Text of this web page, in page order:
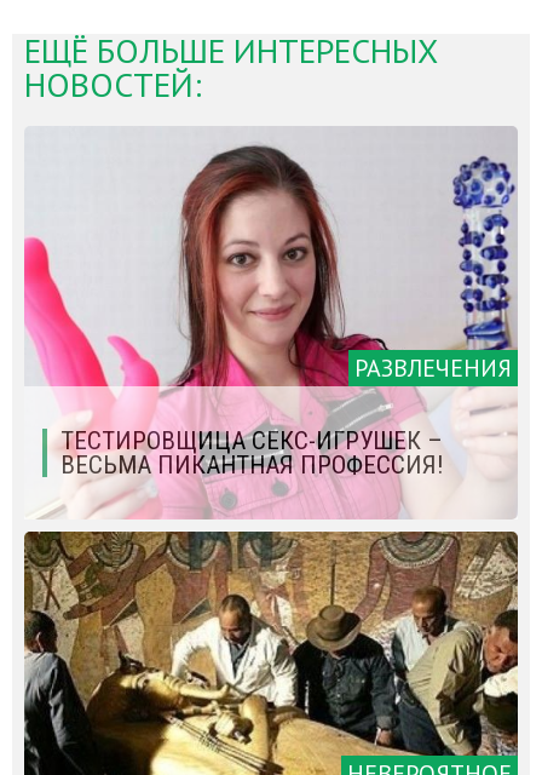
ЕЩЁ БОЛЬШЕ ИНТЕРЕСНЫХ
НОВОСТЕЙ:
РАЗВЛЕЧЕНИЯ
ТЕСТИРОВЩИЦА СЕКС-ИГРУШЕК –
ВЕСЬМА ПИКАНТНАЯ ПРОФЕССИЯ!